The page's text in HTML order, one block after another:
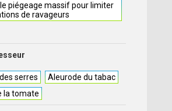
piégeage massif pour limiter
de ravageurs
serres
Aleurode du tabac
la tomate